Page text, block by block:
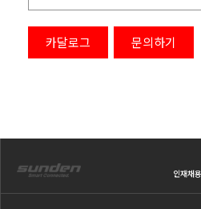
카달로그 문의하기
인재채용